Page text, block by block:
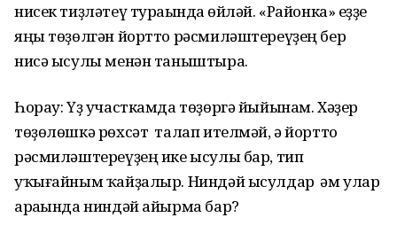
нисек тиҙләтеү тураһында һөйләй. «Районка» һеҙҙе
яңы төҙөлгән йортто рәсмиләштереүҙең бер
нисә ысулы менән таныштыра.
Һорау: Үҙ участкамда төҙөргә йыйынам. Хәҙер
төҙөлөшкә рөхсәт талап ителмәй, ә йортто
рәсмиләштереүҙең ике ысулы бар, тип
уҡығайным ҡайҙалыр. Ниндәй ысулдар һәм улар
араһында ниндәй айырма бар?